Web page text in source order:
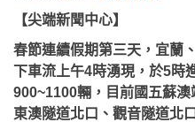
【尖端新聞中心】
春節連續假期第三天，宜蘭
下車流上午4時湧現，於5時
900~1100輛，目前國五蘇
東澳隧道北口、觀音隧道北